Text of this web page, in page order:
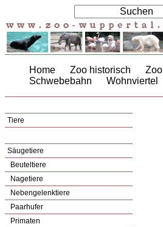
Home Zoo historisch Zoo
Schwebebahn
Wohnviertel
Tiere
Säugetiere
Beuteltiere
Nagetiere
Nebengelenktiere
Paarhufer
Primaten